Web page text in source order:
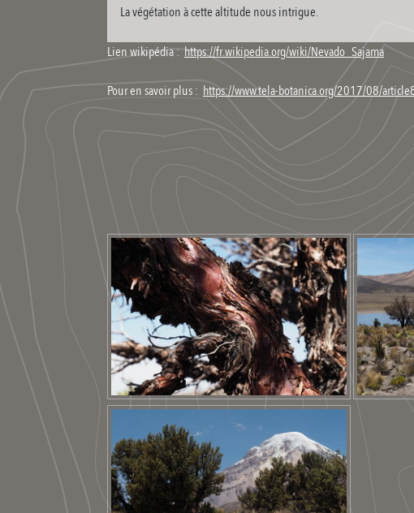
La végétation à cette altitude nous intrigue.
Lien wikipédia :https://fr.wikipedia.org/wiki/Nevado_Sajama
Pour en savoir plus : https://www.tela-botanica.org/2017/08/